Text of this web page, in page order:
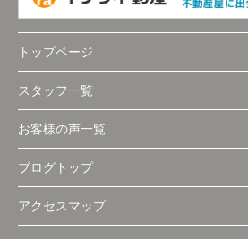
トップページ
スタッフ一覧
お客様の声一覧
ブログトップ
アクセスマップ